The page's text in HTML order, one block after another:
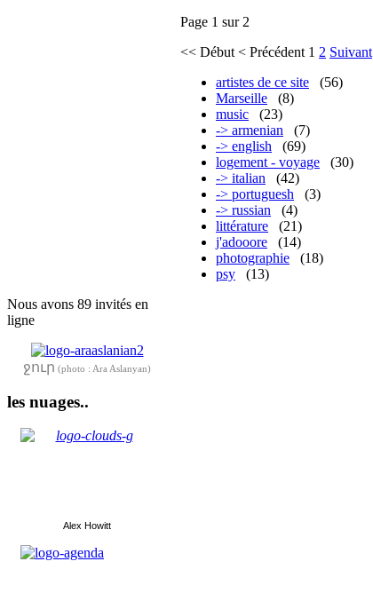
Page 1 sur 2
<< Début < Précédent 1 2 Suivant
artistes de ce site
(56)
Marseille
(8)
music
(23)
-> armenian
(7)
-> english
(69)
logement - voyage
(30)
-> italian
(42)
-> portuguesh
(3)
-> russian
(4)
littérature
(21)
j'adooore
(14)
photographie
(18)
psy
(13)
Nous avons 89 invités en
ligne
ջուր (photo : Ara Aslanyan)
les nuages..
Alex Howitt